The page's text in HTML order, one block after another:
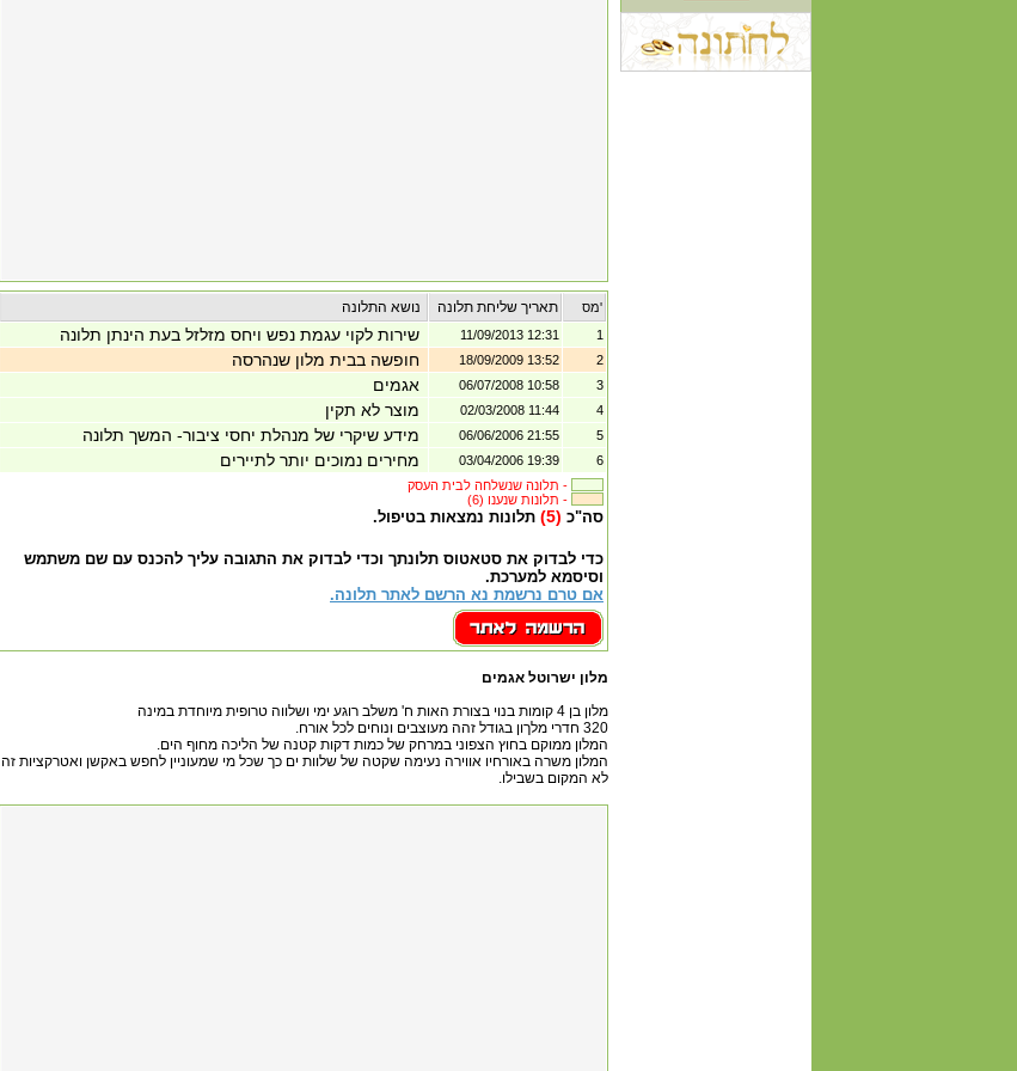
תאריך שליחת תלונה מס'
שירות לקוי עגמת נפש ויחס מזלזל בעת הינתן תלונה 11/09/2013 12:31 1
חופשה בבית מלון שנהרסה 18/09/2009 13:52 2
אגמים 06/07/2008 10:58 3
מוצר לא תקין 02/03/2008 11:44 4
מידע שיקרי של מנהלת יחסי ציבור- המשך תלונה 06/06/2006 21:55 5
מחירים נמוכים יותר לתיירים 03/04/2006 19:39
6
תלונה שנשלחה לבית העסק -
(6) תלונות שנענו -
סה"כ (5) תלונות נמצאות בטיפול.
כדי לבדוק את סטאטוס תלונתך וכדי לבדוק את התגובה עליך להכנס עם שם משתמש
וסיסמא למערכת.
אם טרם נרשמת נא הרשם לאתר תלונה.
מלון ישרוטל אגמים
מלון בן 4 קומות בנוי בצורת האות ח' משלב רוגע ימי ושלווה טרופית מיוחדת במינה
320 חדרי מלךון בגודל זהה מעוצבים ונוחים לכל אורח.
המלון ממוקם בחוץ הצפוני במרחק של כמות דקות קטנה של הליכה מחוף הים.
המלון משרה באורחיו אווירה נעימה שקטה של שלוות ים כך שכל מי שמעוניין לחפש באקשן ואטרקציות זה
לא המקום בשבילו.